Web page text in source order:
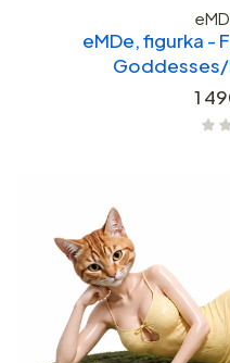
eMDe, figurka -
1